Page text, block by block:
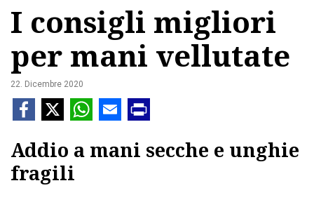
I consigli migliori
per mani vellutate
22. Dicembre 2020
Addio a mani secche e unghie
fragili